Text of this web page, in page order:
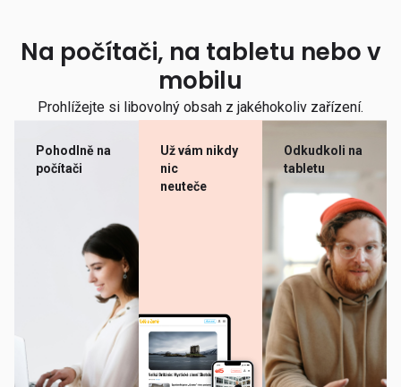
Na počítači, na tabletu nebo v
mobilu
Prohlížejte si libovolný obsah z jakéhokoliv zařízení.
Pohodlně na
počítači
Už vám nikdy
nic
neuteče
Odkudkoli na
tabletu